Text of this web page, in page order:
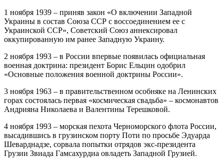
1 ноября 1939 – приняв закон «О включении Западной
Украины в состав Союза ССР с воссоединением ее с
Украинской ССР», Советский Союз аннексировал
оккупированную им ранее Западную Украину.
2 ноября 1993 – в России впервые появилась официальная
военная доктрина: президент Борис Ельцин одобрил
«Основные положения военной доктрины России».
3 ноября 1963 – в правительственном особняке на Ленинских
горах состоялась первая «космическая свадьба» – космонавтов
Андрияна Николаева и Валентины Терешковой.
4 ноября 1993 – морская пехота Черноморского флота России,
высадившись в грузинском порту Поти по просьбе Эдуарда
Шеварднадзе, сорвала попытки отрядов экс-президента
Грузии Звиада Гамсахурдиа овладеть Западной Грузией.